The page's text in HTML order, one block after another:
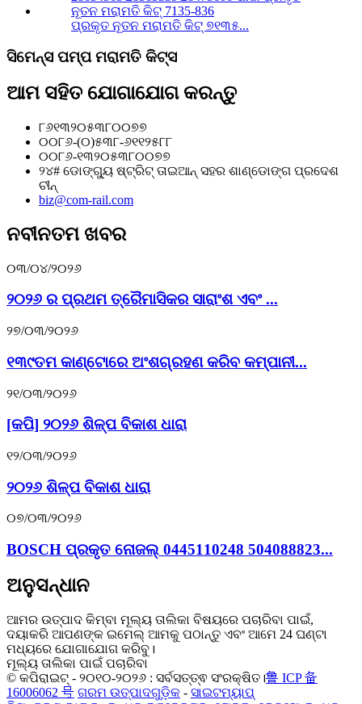
ପ୍ରକୃତ ନୂତନ ମରାମତି କିଟ୍ ୭୧୩୫...
ସିମେନ୍ସ ପମ୍ପ ମରାମତି କିଟ୍ସ
ଆମ ସହିତ ଯୋଗାଯୋଗ କରନ୍ତୁ
୮୬୧୩୨୦୫୩୮୦୦୭୭
୦୦୮୬-(୦)୫୩୮-୬୧୧୨୫୮୮
୦୦୮୬-୧୩୨୦୫୩୮୦୦୭୭
୨୪# ଡୋଙ୍ଗ୍ୟୁ ଷ୍ଟ୍ରିଟ୍ ତାଇଆନ୍ ସହର ଶାଣ୍ଡୋଙ୍ଗ ପ୍ରଦେଶ
ଚୀନ୍
biz@com-rail.com
ନବୀନତମ ଖବର
୦୩/୦୪/୨୦୨୬
୨୦୨୬ ର ପ୍ରଥମ ତ୍ରୈମାସିକର ସାରାଂଶ ଏବଂ ...
୨୭/୦୩/୨୦୨୬
୧୩୯ତମ କାଣ୍ଟୋରେ ଅଂଶଗ୍ରହଣ କରିବ କମ୍ପାନୀ...
୨୧/୦୩/୨୦୨୬
[କପି] ୨୦୨୬ ଶିଳ୍ପ ବିକାଶ ଧାରା
୧୨/୦୩/୨୦୨୬
୨୦୨୬ ଶିଳ୍ପ ବିକାଶ ଧାରା
୦୭/୦୩/୨୦୨୬
BOSCH ପ୍ରକୃତ ନୋଜଲ୍ 0445110248 504088823...
ଅନୁସନ୍ଧାନ
ଆମର ଉତ୍ପାଦ କିମ୍ବା ମୂଲ୍ୟ ତାଲିକା ବିଷୟରେ ପଚାରିବା ପାଇଁ,
ଦୟାକରି ଆପଣଙ୍କ ଇମେଲ୍ ଆମକୁ ପଠାନ୍ତୁ ଏବଂ ଆମେ 24 ଘଣ୍ଟା
ମଧ୍ୟରେ ଯୋଗାଯୋଗ କରିବୁ।
ମୂଲ୍ୟ ତାଲିକା ପାଇଁ ପଚାରିବା
© କପିରାଇଟ୍ - ୨୦୧୦-୨୦୨୬ : ସର୍ବସତ୍ତ୍ଵ ସଂରକ୍ଷିତ।鲁 ICP 备
16006062 号 ଗରମ ଉତ୍ପାଦଗୁଡ଼ିକ - ସାଇଟମ୍ୟାପ୍